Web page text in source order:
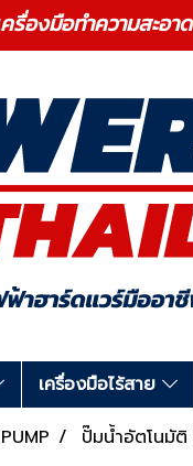
องมือทำความสะอ
เครื่องมือไร้สาย
ปั๊มน้ำอัตโนมัติ